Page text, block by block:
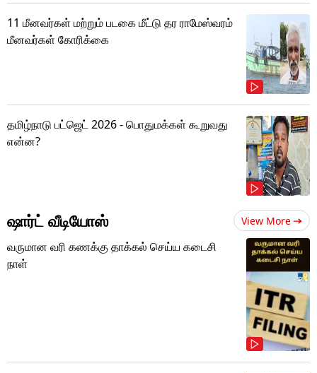
11 மீனவர்கள் மற்றும் படகை மீட்டு தர ராமேஸ்வரம்
மீனவர்கள் கோரிக்கை
தமிழ்நாடு பட்ஜெட் 2026 - பொதுமக்கள் கூறுவது
என்ன?
ஷார்ட் வீடியோஸ் View More
வருமான வரி கணக்கு தாக்கல் செய்ய கடைசி
நாள்